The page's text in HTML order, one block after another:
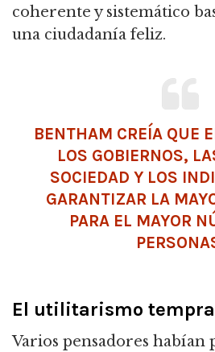
coherente y sistemático
una ciudadanía feliz.
BENTHAM CREÍA QUE
LOS GOBIERNOS,
SOCIEDAD Y LOS
GARANTIZAR LA
PARA EL MAYOR
El utilitarismo
Varios pensadores habían